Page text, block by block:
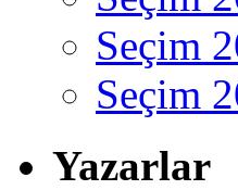
Seçim
Seçim
Yazarlar